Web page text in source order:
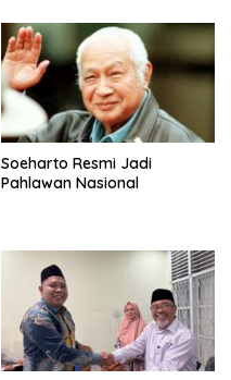
Soeharto Resmi Jadi
Pahlawan Nasional